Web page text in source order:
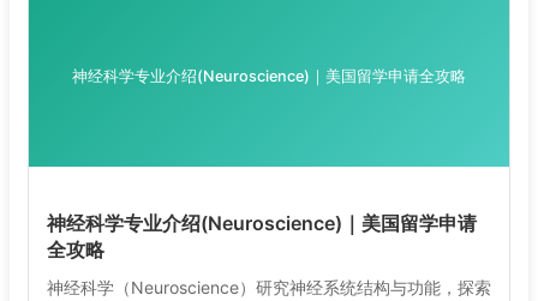
神经科学专业介绍(Neuroscience)｜美国留学申请全攻略
神经科学专业介绍(Neuroscience)｜美国留学申请
全攻略
神经科学（Neuroscience）研究神经系统结构与功能，探索